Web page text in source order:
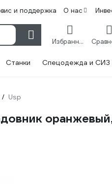
и поддержка О нас
Избранное
Станки Спецодежда и СИЗ
/ Usp